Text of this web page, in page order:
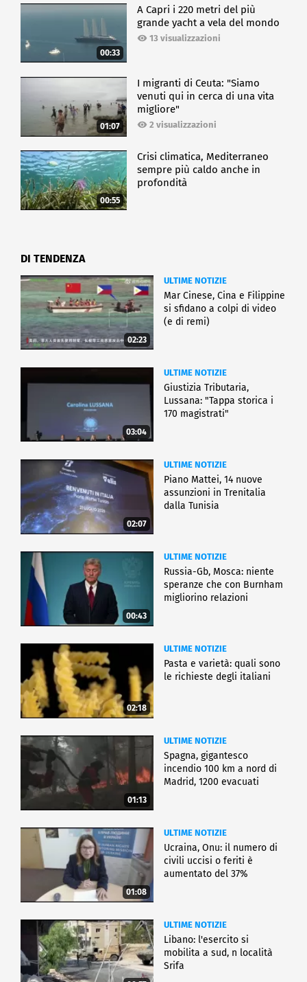
00:33
A Capri i 220 metri del più
grande yacht a vela del mondo
13 visualizzazioni
01:07
I migranti di Ceuta: "Siamo
venuti qui in cerca di una vita
migliore"
2 visualizzazioni
00:55
Crisi climatica, Mediterraneo
sempre più caldo anche in
profondità
DI TENDENZA
02:23
ULTIME NOTIZIE
Mar Cinese, Cina e Filippine
si sfidano a colpi di video
(e di remi)
03:04
ULTIME NOTIZIE
Giustizia Tributaria,
Lussana: "Tappa storica i
170 magistrati"
02:07
ULTIME NOTIZIE
Piano Mattei, 14 nuove
assunzioni in Trenitalia
dalla Tunisia
00:43
ULTIME NOTIZIE
Russia-Gb, Mosca: niente
speranze che con Burnham
migliorino relazioni
02:18
ULTIME NOTIZIE
Pasta e varietà: quali sono
le richieste degli italiani
01:13
ULTIME NOTIZIE
Spagna, gigantesco
incendio 100 km a nord di
Madrid, 1200 evacuati
01:08
ULTIME NOTIZIE
Ucraina, Onu: il numero di
civili uccisi o feriti è
aumentato del 37%
ULTIME NOTIZIE
Libano: l'esercito si
mobilita a sud, n località
Srifa